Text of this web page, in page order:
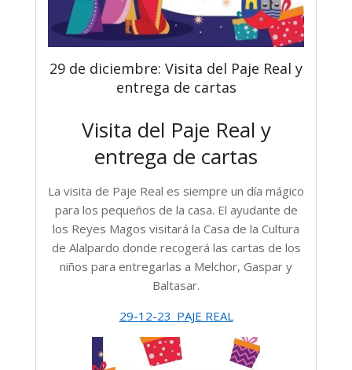
29 de diciembre: Visita del Paje Real y
entrega de cartas
Visita del Paje Real y
entrega de cartas
La visita de Paje Real es siempre un día mágico
para los pequeños de la casa. El ayudante de
los Reyes Magos visitará la Casa de la Cultura
de Alalpardo donde recogerá las cartas de los
niños para entregarlas a Melchor, Gaspar y
Baltasar.
29-12-23_PAJE REAL